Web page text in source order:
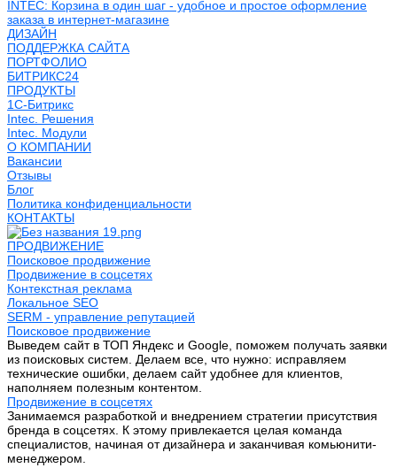
INTEC: Корзина в один шаг - удобное и простое оформление
заказа в интернет-магазине
ДИЗАЙН
ПОДДЕРЖКА САЙТА
ПОРТФОЛИО
БИТРИКС24
ПРОДУКТЫ
1С-Битрикс
Intec. Решения
Intec. Модули
О КОМПАНИИ
Вакансии
Отзывы
Блог
Политика конфиденциальности
КОНТАКТЫ
ПРОДВИЖЕНИЕ
Поисковое продвижение
Продвижение в соцсетях
Контекстная реклама
Локальное SEO
SERM - управление репутацией
Поисковое продвижение
Выведем сайт в ТОП Яндекс и Google, поможем получать заявки
из поисковых систем. Делаем все, что нужно: исправляем
технические ошибки, делаем сайт удобнее для клиентов,
наполняем полезным контентом.
Продвижение в соцсетях
Занимаемся разработкой и внедрением стратегии присутствия
бренда в соцсетях. К этому привлекается целая команда
специалистов, начиная от дизайнера и заканчивая комьюнити-
менеджером.